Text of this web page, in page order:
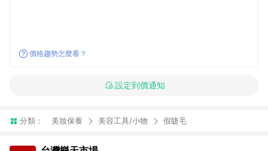
價格趨勢怎麼看？
設定到價通知
分類： 美妝保養 美容工具/小物 假睫毛